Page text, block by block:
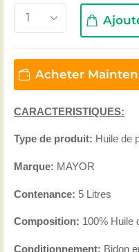
Acheter
CARACTERISTIQUES:
Type de produit: Huile de
Marque: MAYOR
Contenance: 5 Litres
Composition: 100% Huile
Conditionnement: Bidon